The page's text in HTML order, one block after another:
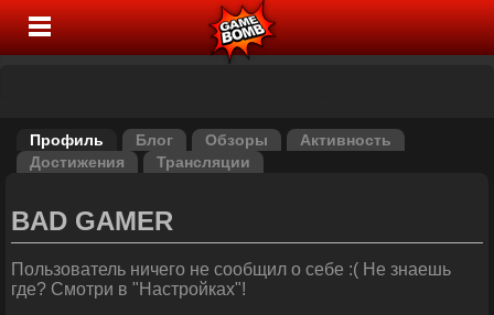
Профиль Блог Обзоры
Активность
Достижения
Трансляции
BAD GAMER
Пользователь ничего не сообщил о себе :( Не знаешь
где? Смотри в "Настройках"!